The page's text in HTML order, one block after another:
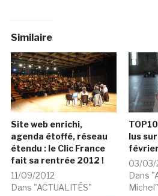
Similaire
Site web enrichi,
agenda étoffé, réseau
étendu : le Clic France
fait sa rentrée 2012 !
11/09/2012
Dans "ACTUALITÉS"
lus
03/03/
Dans
Michel"